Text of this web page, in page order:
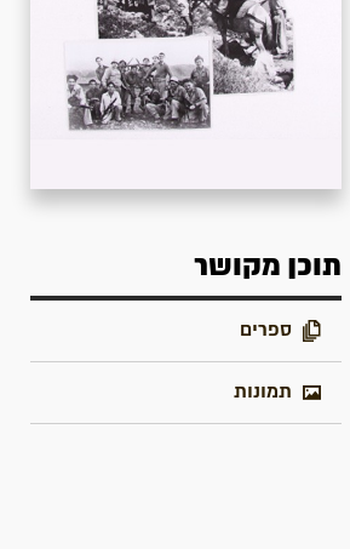
תוכן מקושר
ספרים
תמונות